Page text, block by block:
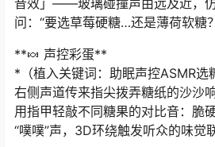
音效」——玻璃碰撞声由远及近，
问：“要选草莓硬糖…还是薄荷软糖
**🍬 声控彩蛋**
*（植入关键词：助眠声控ASMR选
右侧声道传来指尖拨弄糖纸的沙沙
用指甲轻敲不同糖果的对比音：脆
“噗噗”声，3D环绕触发听众的味觉